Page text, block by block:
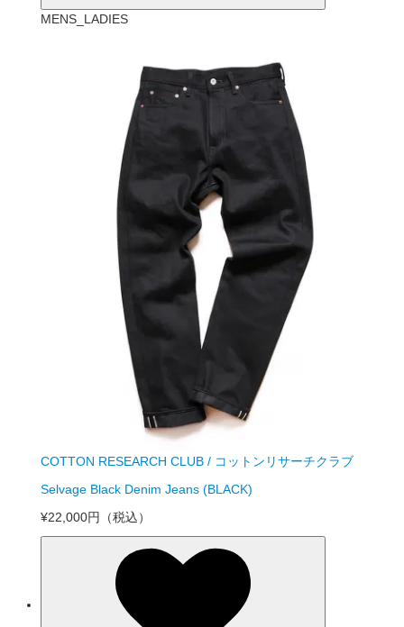
MENS_LADIES
COTTON RESEARCH CLUB / コットンリサーチクラブ
Selvage Black Denim Jeans (BLACK)
¥22,000円
（税込）